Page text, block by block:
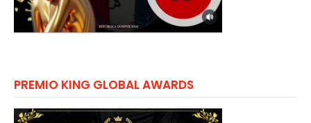
PREMIO KING GLOBAL AWARDS